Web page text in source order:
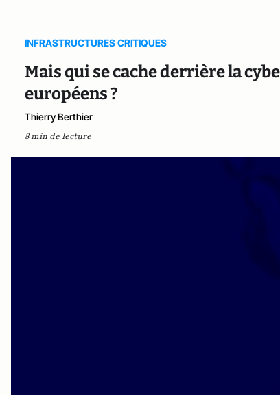
INFRASTRUCTURES CRITIQUES
Mais qui se cache derrière la
européens ?
Thierry Berthier
8 min de lecture